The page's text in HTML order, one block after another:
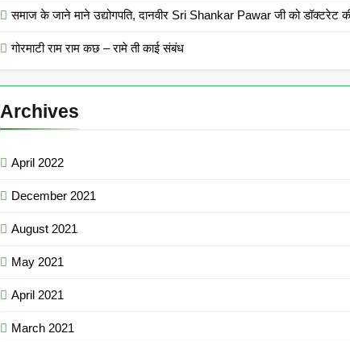
समाज के जाने माने उद्योगपति, दानवीर Sri Shankar Pawar जी को डॉक्टरेट
गोरमाटी राम राम कछ – रामे ती काई संबंध
Archives
April 2022
December 2021
August 2021
May 2021
April 2021
March 2021